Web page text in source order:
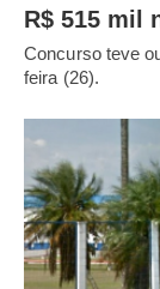
R$ 515 mil
Concurso teve
feira (26).